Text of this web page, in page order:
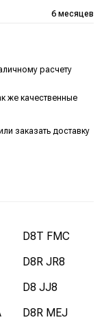
6 месяцев
расчету
же качественные
заказать доставку
D8T FMC
D8R JR8
D8 JJ8
D8R MEJ